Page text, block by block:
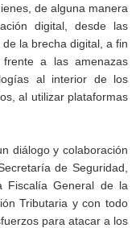
de alguna manera
digital, desde las
la brecha digital, a fin
a las amenazas
al interior de los
al utilizar plataformas
diálogo y colaboración
de Seguridad,
Fiscalía General de la
Tributaria y con todo
para atacar a los